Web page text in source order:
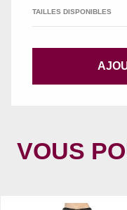
TAILLES DISPONIBLES
VOUS